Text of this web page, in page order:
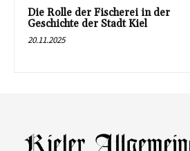
Die Rolle der Fischerei in der
Geschichte der Stadt Kiel
20.11.2025